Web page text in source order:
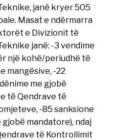
janë kryer 505
Masat e ndërmarra
e Divizionit të
janë: -3 vendime
një kohë/periudhë të
mangësive, -22
me gjobë
të Qendrave të
-85 sanksione
mandatore), ndaj
të Kontrollimit